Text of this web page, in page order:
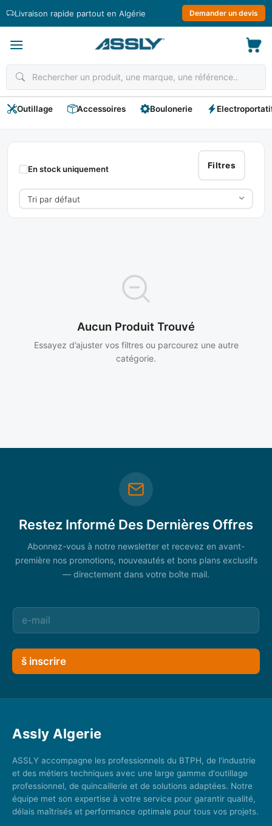
Livraison rapide partout en Algérie Demander un devis
Outillage Accessoires Boulonerie
OLEO
MAC
Filtres
En stock uniquement
Aucun Produit Trouvé
Essayez d’ajuster vos filtres ou parcourez une autre
catégorie.
Restez Informé Des Dernières Offres
Abonnez-vous à notre newsletter et recevez en avant-
première nos promotions, nouveautés et bons plans exclusifs
— directement dans votre boîte mail.
š inscrire
Assly Algerie
ASSLY accompagne les professionnels du BTPH, de l'industrie
et des métiers techniques avec une large gamme d'outillage
professionnel, de quincaillerie et de solutions adaptées. Notre
équipe met son expertise à votre service pour garantir qualité,
délais maîtrisés et performance optimale pour tous vos projets.